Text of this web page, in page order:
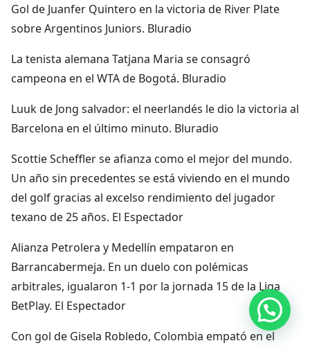
Gol de Juanfer Quintero en la victoria de River Plate
sobre Argentinos Juniors. Bluradio
La tenista alemana Tatjana Maria se consagró
campeona en el WTA de Bogotá. Bluradio
Luuk de Jong salvador: el neerlandés le dio la victoria al
Barcelona en el último minuto. Bluradio
Scottie Scheffler se afianza como el mejor del mundo.
Un año sin precedentes se está viviendo en el mundo
del golf gracias al excelso rendimiento del jugador
texano de 25 años. El Espectador
Alianza Petrolera y Medellín empataron en
Barrancabermeja. En un duelo con polémicas
arbitrales, igualaron 1-1 por la jornada 15 de la Liga
BetPlay. El Espectador
Con gol de Gisela Robledo, Colombia empató en el
Hola, por aquí puedes contactarnos